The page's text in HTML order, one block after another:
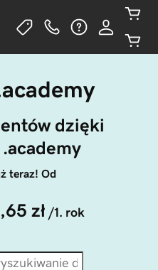
dzięki
teraz! Od
zł /1. rok